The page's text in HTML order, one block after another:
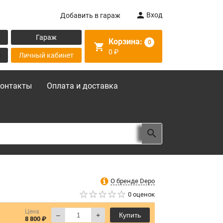
Добавить в гараж Вход
Гараж
Личный кабинет
Корзина: 0
0 ₽
Оплата и доставка
О бренде Depo
0 оценок
Цена
8 800 ₽ – + Купить